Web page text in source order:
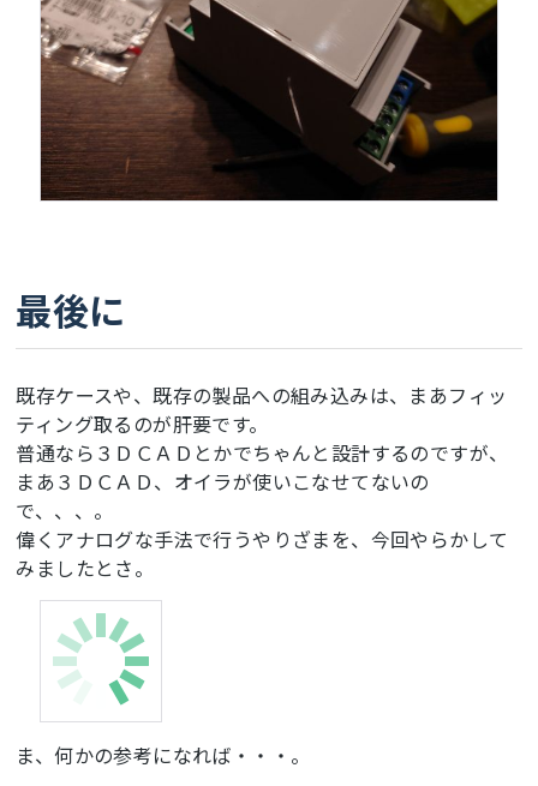
最後に
既存ケースや、既存の製品への組み込みは、まあフィッ
ティング取るのが肝要です。
普通なら３ＤＣＡＤとかでちゃんと設計するのですが、
まあ３ＤＣＡＤ、オイラが使いこなせてないの
で、、、。
偉くアナログな手法で行うやりざまを、今回やらかして
みましたとさ。
ま、何かの参考になれば・・・。